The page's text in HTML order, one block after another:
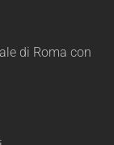
di Roma con